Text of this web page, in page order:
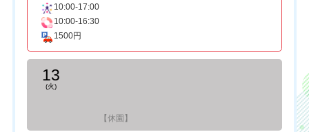
10:00-17:00
10:00-16:30
1500円
13
(火)
【休園】